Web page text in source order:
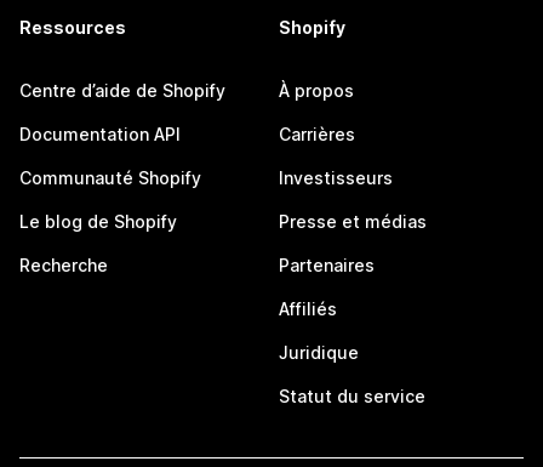
Ressources
Centre d’aide de Shopify
Documentation API
Communauté Shopify
Le blog de Shopify
Recherche
Shopify
À propos
Carrières
Investisseurs
Presse et médias
Partenaires
Affiliés
Juridique
Statut du service